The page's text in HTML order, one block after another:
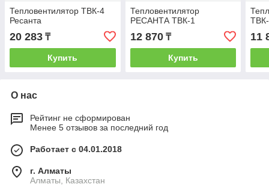
Тепловентилятор ТВК-4
Ресанта
20 283 ₸
Купить
Тепловентилятор
РЕСАНТА ТВК-1
12 870₸
Купить
11
О нас
Рейтинг не сформирован
Менее 5 отзывов за последний год
Работает с 04.01.2018
г. Алматы
Алматы, Казахстан